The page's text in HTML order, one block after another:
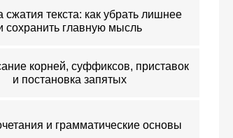
сжатия текста: как убрать лишнее
сохранить главную мысль
корней, суффиксов, приставок
и постановка запятых
и грамматические основы